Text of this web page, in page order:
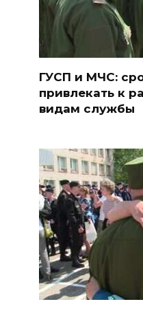
ГУСП и МЧС:
привлекать к
видам службы